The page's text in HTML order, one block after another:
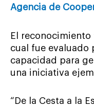
Agencia de
El
cual fue evaluado
capacidad para
una iniciativa
“De la Cesta a la